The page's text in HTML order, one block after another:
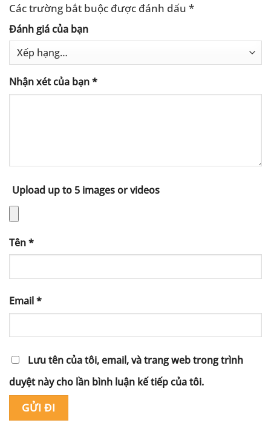
Các trường bắt buộc được đánh dấu *
Đánh giá của bạn
Nhận xét của bạn*
Upload up to 5 images or videos
Tên*
Email*
Lưu tên của tôi, email, và trang web trong trình
duyệt này cho lần bình luận kế tiếp của tôi.